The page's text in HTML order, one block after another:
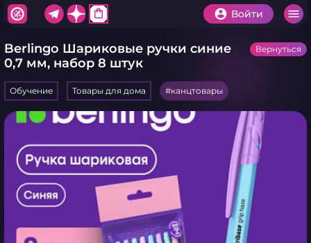
shopping_bag Войти
Berlingo Шариковые ручки синие
0,7 мм, набор 8 штук
Вернуться
Обучение Товары для дома канцтовары